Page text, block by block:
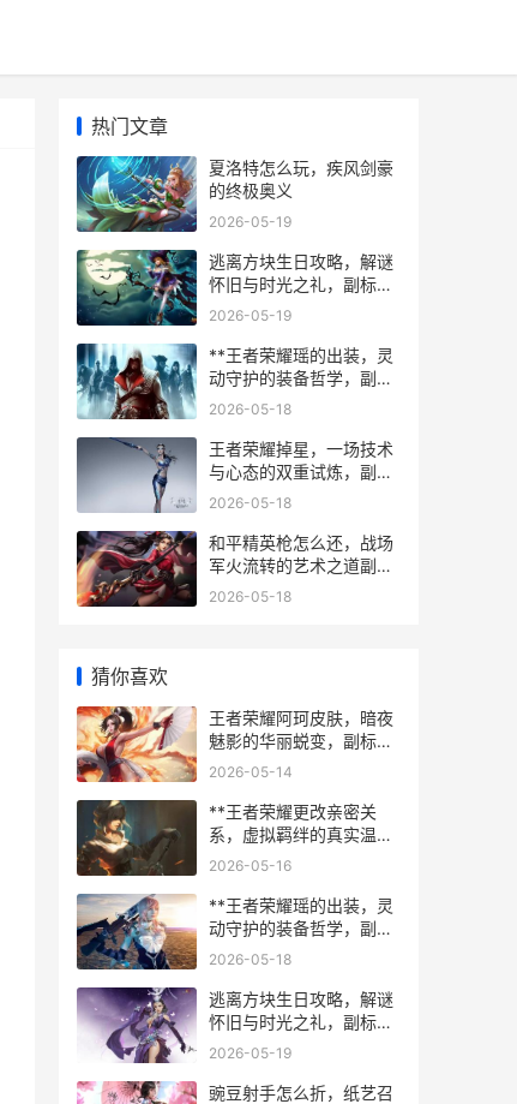
热门文章
夏洛特怎么玩，疾风剑豪
的终极奥义
2026-05-19
逃离方块生日攻略，解谜
怀旧与时光之礼，副标
题，重温锈湖深处的童年
2026-05-19
**王者荣耀瑶的出装，灵
动守护的装备哲学，副标
题，从辅助装到神装的全
2026-05-18
王者荣耀掉星，一场技术
与心态的双重试炼，副标
题，当段位波动成为游戏
2026-05-18
和平精英枪怎么还，战场
军火流转的艺术之道副标
题
2026-05-18
猜你喜欢
王者荣耀阿珂皮肤，暗夜
魅影的华丽蜕变，副标
题，从致命风华到节奏热
2026-05-14
**王者荣耀更改亲密关
系，虚拟羁绊的真实温
度，副标题，从数字标签
2026-05-16
**王者荣耀瑶的出装，灵
动守护的装备哲学，副标
题，从辅助装到神装的全
2026-05-18
逃离方块生日攻略，解谜
怀旧与时光之礼，副标
题，重温锈湖深处的童年
2026-05-19
豌豆射手怎么折，纸艺召